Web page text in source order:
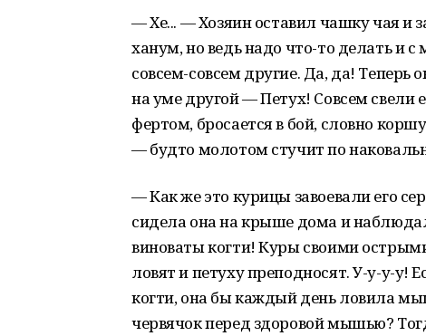
— Хе... — Хозяин оставил чашку чая и
ханум, но ведь надо что-то делать
совсем-совсем другие. Да, да! Теперь
на уме другой — Петух! Совсем свели
фертом, бросается в бой, словно
— будто молотом стучит по
— Как же это курицы завоевали его
сидела она на крыше дома и
виноваты когти! Куры своими
ловят и петуху преподносят. У-у-у-
когти, она бы каждый день ловила
червячок перед здоровой мышью?